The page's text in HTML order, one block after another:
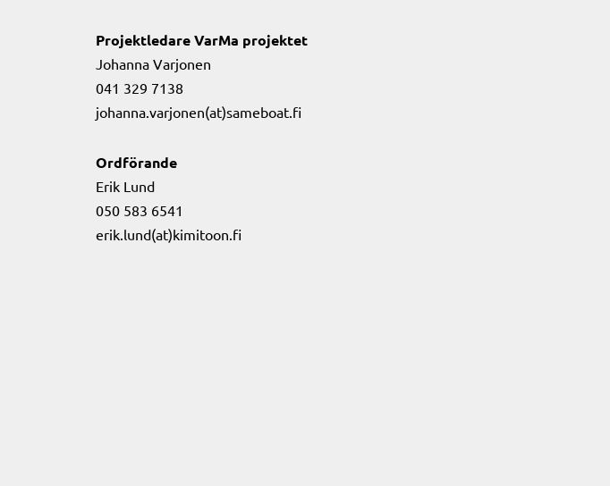
Projektledare VarMa projektet
Johanna Varjonen
041 329 7138
johanna.varjonen(at)sameboat.fi
Ordförande
Erik Lund
050 583 6541
erik.lund(at)kimitoon.fi